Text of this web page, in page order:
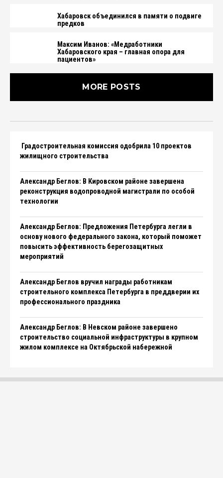
Хабаровск объединился в памяти о подвиге
предков
Максим Иванов: «Медработники
Хабаровского края – главная опора для
пациентов»
MORE POSTS
​​​​​​​Градостроительная комиссия одобрила 10 проектов
жилищного строительства
Александр Беглов: В Кировском районе завершена
реконструкция водопроводной магистрали по особой
технологии
Александр Беглов: Предложения Петербурга легли в
основу нового федерального закона, который поможет
повысить эффективность берегозащитных
мероприятий
Александр Беглов вручил награды работникам
строительного комплекса Петербурга в преддверии их
профессионального праздника
Александр Беглов: В Невском районе завершено
строительство социальной инфраструктуры в крупном
жилом комплексе на Октябрьской набережной